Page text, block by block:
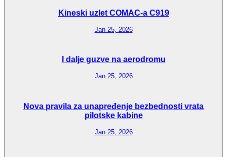
Kineski uzlet COMAC-a C919
Jan 25, 2026
I dalje guzve na aerodromu
Jan 25, 2026
Nova pravila za unapređenje bezbednosti vrata
pilotske kabine
Jan 25, 2026